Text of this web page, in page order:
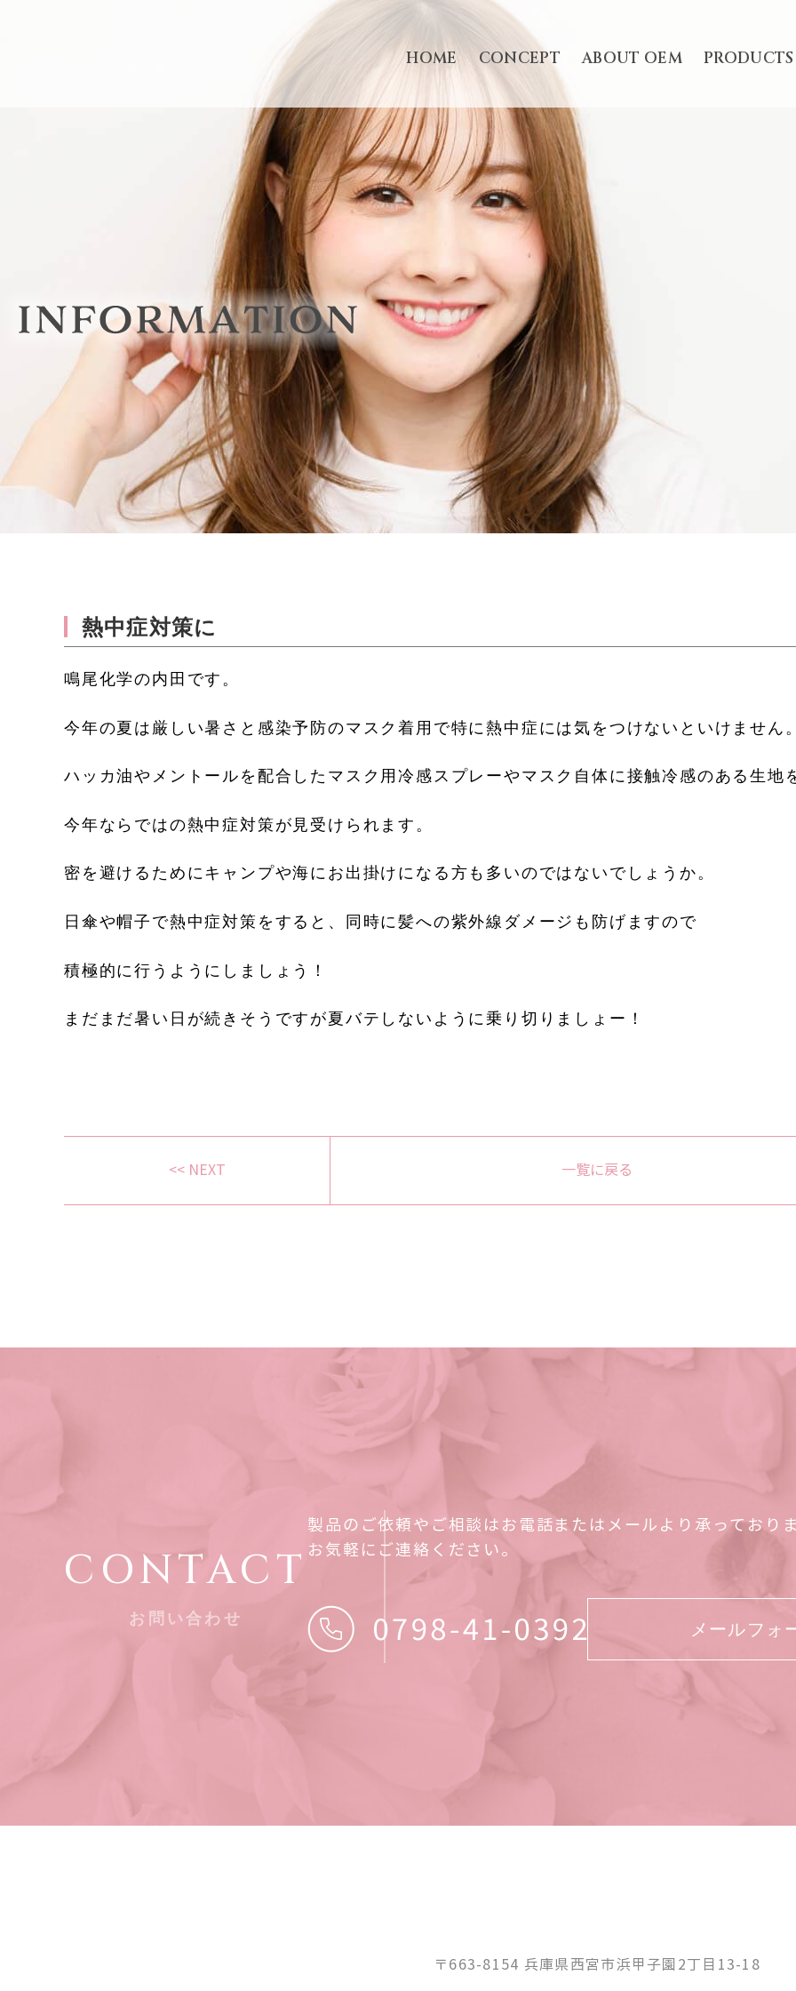
HOME CONCEPT ABOUT OEM PRODUCTS
熱中症対策に
鳴尾化学の内田です。
今年の夏は厳しい暑さと感染予防のマスク着用で特に熱中症には気をつけないといけません
ハッカ油やメントールを配合したマスク用冷感スプレーやマスク自体に接触冷感のある生地
今年ならではの熱中症対策が見受けられます。
密を避けるためにキャンプや海にお出掛けになる方も多いのではないでしょうか。
日傘や帽子で熱中症対策をすると、同時に髪への紫外線ダメージも防げますので
積極的に行うようにしましょう！
まだまだ暑い日が続きそうですが夏バテしないように乗り切りましょー！
<< NEXT 一覧に戻る
CONTACT
お問い合わせ
製品のご依頼やご相談はお電話またはメールより承っており
お気軽にご連絡ください。
メールフォ
〒663-8154 兵庫県西宮市浜甲子園2丁目13-18